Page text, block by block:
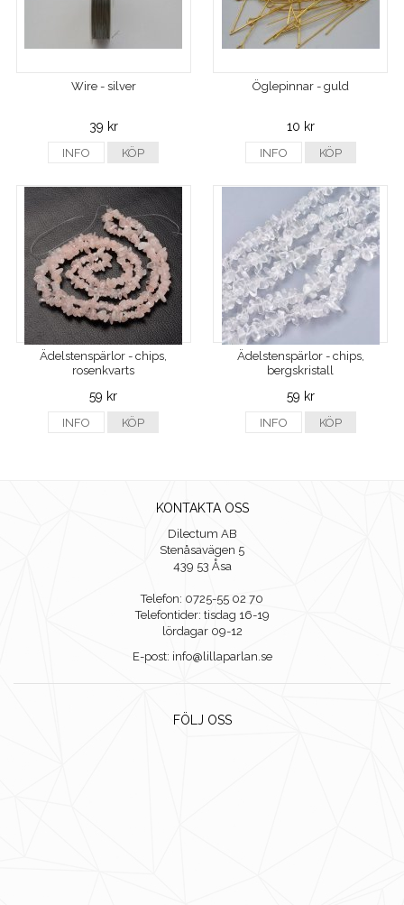
Wire - silver
39 kr
INFO KÖP
Öglepinnar - guld
10 kr
INFO KÖP
Ädelstenspärlor - chips,
rosenkvarts
59 kr
INFO KÖP
Ädelstenspärlor - chips,
bergskristall
59 kr
INFO KÖP
KONTAKTA OSS
Dilectum AB
Stenåsavägen 5
439 53 Åsa
Telefon: 0725-55 02 70
Telefontider: tisdag 16-19
lördagar 09-12
E-post: info@lillaparlan.se
FÖLJ OSS